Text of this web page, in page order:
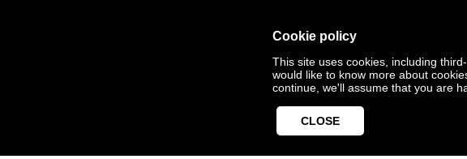
Cookie policy
This site uses cookies, including
would like to know more about
continue, we'll assume that you are
CLOSE